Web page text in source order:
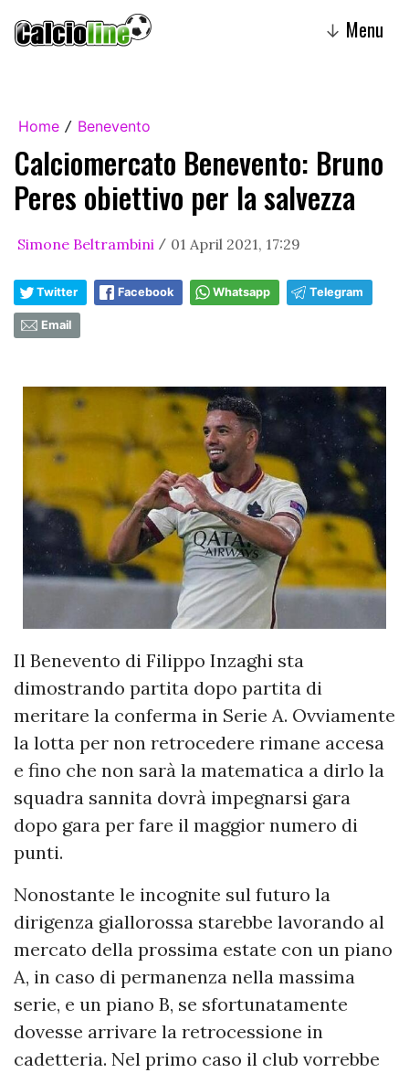
↓ Menu
Home / Benevento
Calciomercato Benevento: Bruno
Peres obiettivo per la salvezza
Simone Beltrambini / 01 April 2021, 17:29
Twitter Facebook Whatsapp Telegram
Email
Il Benevento di Filippo Inzaghi sta
dimostrando partita dopo partita di
meritare la conferma in Serie A. Ovviamente
la lotta per non retrocedere rimane accesa
e fino che non sarà la matematica a dirlo la
squadra sannita dovrà impegnarsi gara
dopo gara per fare il maggior numero di
punti.
Nonostante le incognite sul futuro la
dirigenza giallorossa starebbe lavorando al
mercato della prossima estate con un piano
A, in caso di permanenza nella massima
serie, e un piano B, se sfortunatamente
dovesse arrivare la retrocessione in
cadetteria. Nel primo caso il club vorrebbe